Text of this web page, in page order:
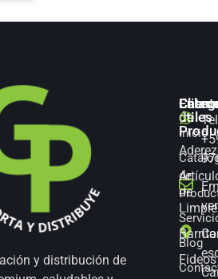
y distribución de
de
de
Fideos
útiles
Inicio
de
Blog